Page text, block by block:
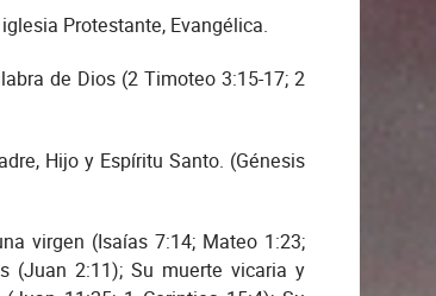
Protestante, Evangélica.
de Dios (2 Timoteo 3:15-17; 2
Hijo y Espíritu Santo. (Génesis
virgen (Isaías 7:14; Mateo 1:23;
(Juan 2:11); Su muerte vicaria y